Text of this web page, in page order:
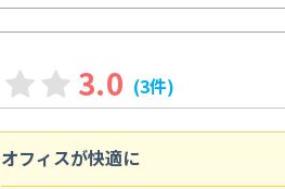
3.0 (3件)
オフィスが快適に